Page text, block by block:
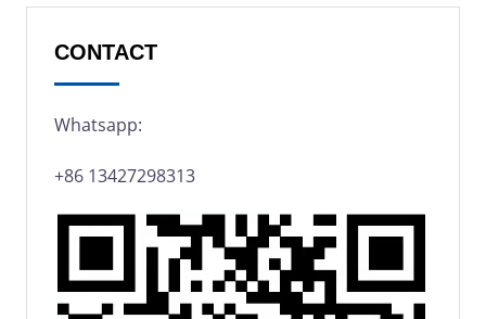
CONTACT
Whatsapp:
+86 13427298313